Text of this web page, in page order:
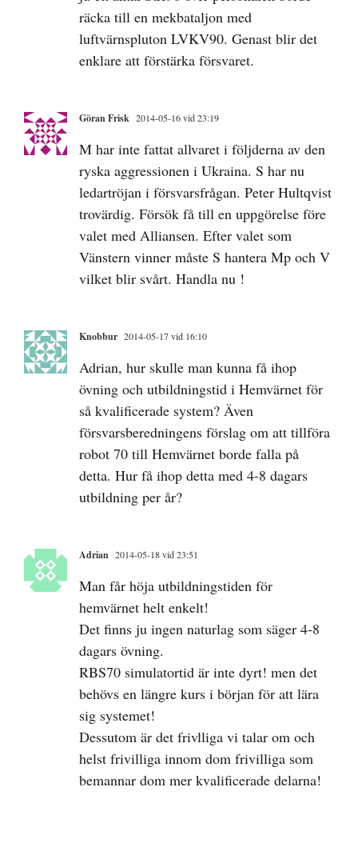
räcka till en mekbataljon med
luftvärnspluton LVKV90. Genast blir det
enklare att förstärka försvaret.
Göran Frisk 2014-05-16 vid 23:19
M har inte fattat allvaret i följderna av den
ryska aggressionen i Ukraina. S har nu
ledartröjan i försvarsfrågan. Peter Hultqvist
trovärdig. Försök få till en uppgörelse före
valet med Alliansen. Efter valet som
Vänstern vinner måste S hantera Mp och V
vilket blir svårt. Handla nu !
Knobbur 2014-05-17 vid 16:10
Adrian, hur skulle man kunna få ihop
övning och utbildningstid i Hemvärnet för
så kvalificerade system? Även
försvarsberedningens förslag om att tillföra
robot 70 till Hemvärnet borde falla på
detta. Hur få ihop detta med 4-8 dagars
utbildning per år?
Adrian 2014-05-18 vid 23:51
Man får höja utbildningstiden för
hemvärnet helt enkelt!
Det finns ju ingen naturlag som säger 4-8
dagars övning.
RBS70 simulatortid är inte dyrt! men det
behövs en längre kurs i början för att lära
sig systemet!
Dessutom är det frivlliga vi talar om och
helst frivilliga innom dom frivilliga som
bemannar dom mer kvalificerade delarna!